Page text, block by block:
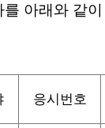
아래와 같
응시번호